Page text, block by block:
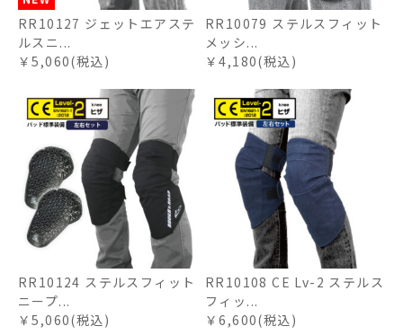
RR10127 ジェットエアステ
ルスニ...
￥5,060(税込)
RR10079 ステルスフィット
メッシ...
￥4,180(税込)
RR10124 ステルスフィット
ニープ...
￥5,060(税込)
RR10108 CE Lv-2 ステルス
フィッ...
￥6,600(税込)